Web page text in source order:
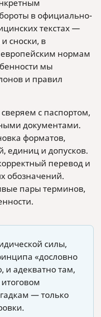
в официально-
текстах —
сноски, в
нормам
мы
и правил
с паспортом,
документами.
форматов,
единиц и допусков.
перевод и
обозначений.
пары терминов,
силы,
«дословно
и адекватно там,
— только